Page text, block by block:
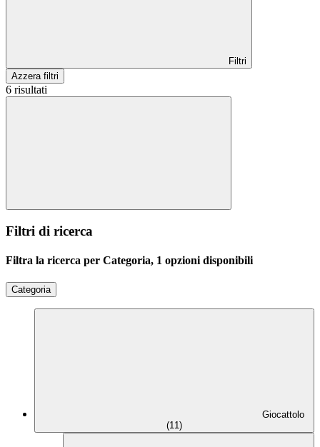
Filtri
Azzera filtri
6 risultati
Filtri di ricerca
Filtra la ricerca per Categoria, 1 opzioni disponibili
Categoria
Giocattolo
(11)